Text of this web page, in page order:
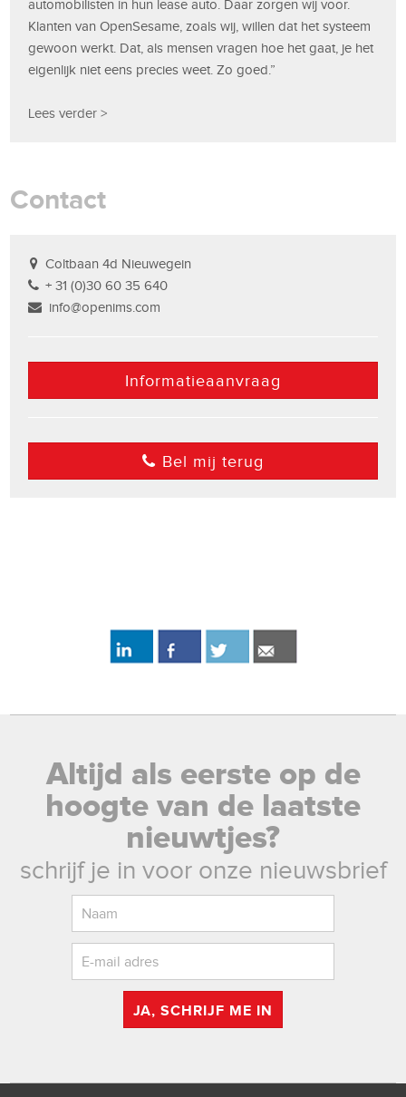
automobilisten in hun lease auto. Daar zorgen wij voor.
Klanten van OpenSesame, zoals wij, willen dat het systeem
gewoon werkt. Dat, als mensen vragen hoe het gaat, je het
eigenlijk niet eens precies weet. Zo goed.”
Lees verder >
Contact
Coltbaan 4d Nieuwegein
+ 31 (0)30 60 35 640
info@openims.com
Informatieaanvraag
Bel mij terug
Altijd als eerste op de
hoogte van de laatste
nieuwtjes?
schrijf je in voor onze nieuwsbrief
JA, SCHRIJF ME IN